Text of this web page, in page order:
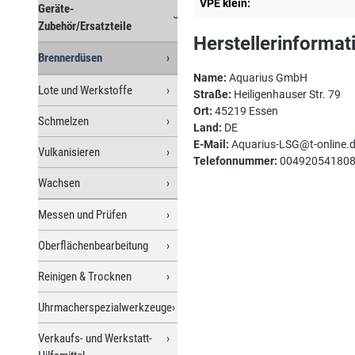
Geräte-
Zubehör/Ersatzteile
Brennerdüsen
Lote und Werkstoffe
Schmelzen
Vulkanisieren
Wachsen
Messen und Prüfen
Oberflächenbearbeitung
Reinigen & Trocknen
Uhrmacherspezialwerkzeuge
Verkaufs- und Werkstatt-
VPE klein:
Name: Aquarius GmbH
Straße: Heiligenhauser Str. 79
Ort: 45219 Essen
Land: DE
E-Mail: Aquarius-LSG@t-
Telefonnummer: